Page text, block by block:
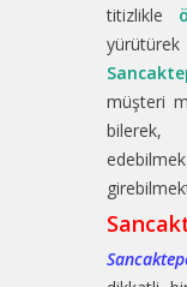
titizlikle
müşteri